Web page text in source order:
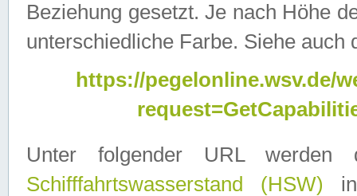
Beziehung gesetzt. Je nach Höhe
unterschiedliche Farbe. Siehe auch
https://pegelonline.wsv.de/
Unter folgender URL
Schifffahrtswasserstand (HSW)